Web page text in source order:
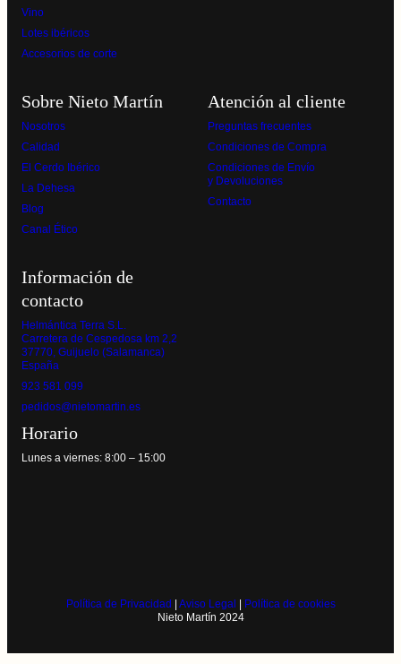
Vino
Lotes ibéricos
Accesorios de corte
Sobre Nieto Martín
Nosotros
Calidad
El Cerdo Ibérico
La Dehesa
Blog
Canal Ético
Atención al cliente
Preguntas frecuentes
Condiciones de Compra
Condiciones de Envío
y Devoluciones
Contacto
Información de
contacto
Helmántica Terra S.L.
Carretera de Cespedosa km 2,2
37770, Guijuelo (Salamanca)
España
923 581 099
pedidos@nietomartin.es
Horario
Lunes a viernes: 8:00 – 15:00
Política de Privacidad Aviso Legal
Política de cookies
Nieto Martín 2024